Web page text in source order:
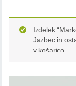
Izdelek
Jazbec in
v košarico.